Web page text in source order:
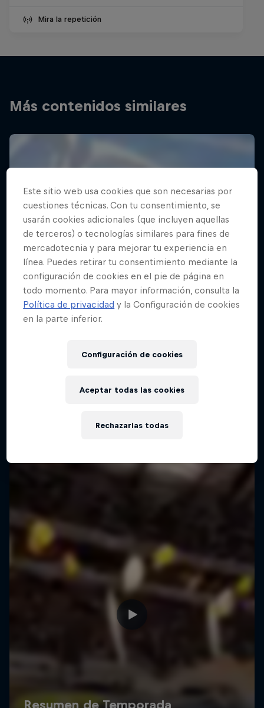
Mira la repetición
Más contenidos similares
Este sitio web usa cookies que son necesarias por
cuestiones técnicas. Con tu consentimiento, se
usarán cookies adicionales (que incluyen aquellas
de terceros) o tecnologías similares para fines de
mercadotecnia y para mejorar tu experiencia en
línea. Puedes retirar tu consentimiento mediante la
configuración de cookies en el pie de página en
todo momento. Para mayor información, consulta la
Política de privacidad y la Configuración de cookies
en la parte inferior.
Configuración de cookies
Rechazarlas todas
Aceptar todas las cookies